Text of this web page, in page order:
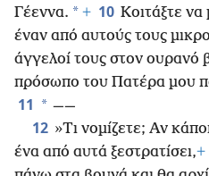
Γέεννα. * + 10 Κοιτάξτε
έναν από αυτούς τους
άγγελοί τους στον ουρανό
πρόσωπο του Πατέρα μου
11 * ——
12 »Τι νομίζετε; Αν
ένα από αυτά ξεστρατίσει,+